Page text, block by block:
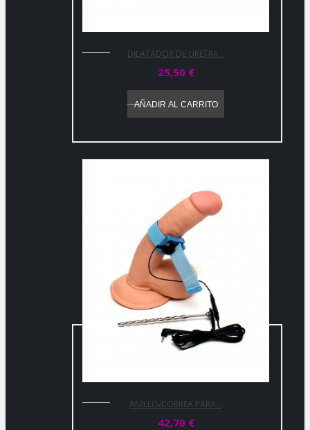
DILATADOR DE URETRA...
25,50 €
AÑADIR AL CARRITO
ANILLO/CORREA PARA...
42,70 €